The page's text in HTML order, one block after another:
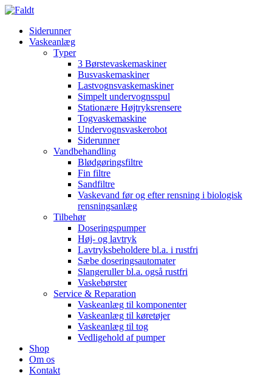
Siderunner
Vaskeanlæg
Typer
3 Børstevaskemaskiner
Busvaskemaskiner
Lastvognsvaskemaskiner
Simpelt undervognsspul
Stationære Højtryksrensere
Togvaskemaskine
Undervognsvaskerobot
Siderunner
Vandbehandling
Blødgøringsfiltre
Fin filtre
Sandfiltre
Vaskevand før og efter rensning i biologisk
rensningsanlæg
Tilbehør
Doseringspumper
Høj- og lavtryk
Lavtryksbeholdere bl.a. i rustfri
Sæbe doseringsautomater
Slangeruller bl.a. også rustfri
Vaskebørster
Service & Reparation
Vaskeanlæg til komponenter
Vaskeanlæg til køretøjer
Vaskeanlæg til tog
Vedligehold af pumper
Shop
Om os
Kontakt